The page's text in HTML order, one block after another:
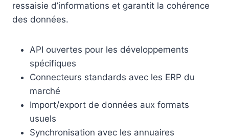
ressaisie d’informations et garantit la cohérence
des données.
API ouvertes pour les développements
spécifiques
Connecteurs standards avec les ERP du
marché
Import/export de données aux formats
usuels
Synchronisation avec les annuaires